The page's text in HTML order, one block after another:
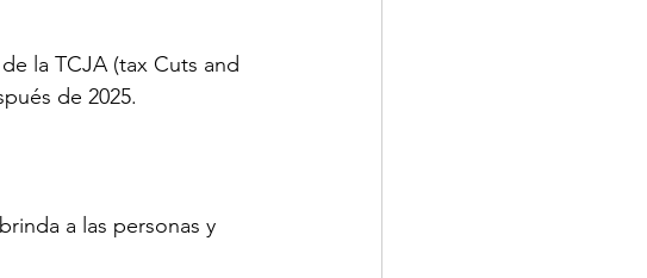
la TCJA (tax Cuts and
de 2025.
a las personas y